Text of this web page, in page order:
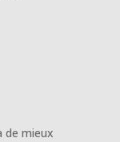
de mieux